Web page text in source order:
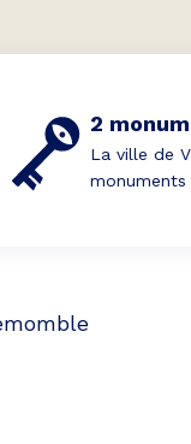
2
La ville de
monuments